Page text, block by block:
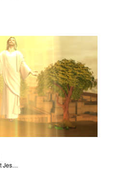
Vor seiner Himmelfahrt erzählt Jesus den Jüngern vom Heiligen Geist.